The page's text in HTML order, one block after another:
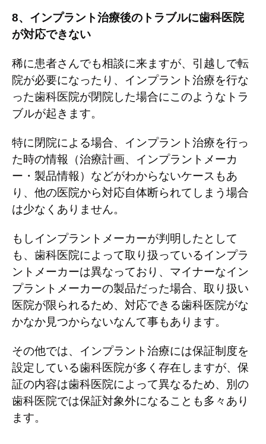
8、インプラント治療後のトラブルに歯科医院
が対応できない
稀に患者さんでも相談に来ますが、引越しで転
院が必要になったり、インプラント治療を行な
った歯科医院が閉院した場合にこのようなトラ
ブルが起きます。
特に閉院による場合、インプラント治療を行っ
た時の情報（治療計画、インプラントメーカ
ー・製品情報）などがわからないケースもあ
り、他の医院から対応自体断られてしまう場合
は少なくありません。
もしインプラントメーカーが判明したとして
も、歯科医院によって取り扱っているインプラ
ントメーカーは異なっており、マイナーなイン
プラントメーカーの製品だった場合、取り扱い
医院が限られるため、対応できる歯科医院がな
かなか見つからないなんて事もあります。
その他では、インプラント治療には保証制度を
設定している歯科医院が多く存在しますが、保
証の内容は歯科医院によって異なるため、別の
歯科医院では保証対象外になることも多々あり
ます。